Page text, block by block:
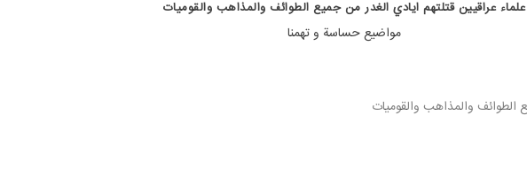
علماء عراقيين قتلتهم ايادي الغدر من جميع الطوائف والمذاهب والقوميات
مواضیع حساسة و تهمنا